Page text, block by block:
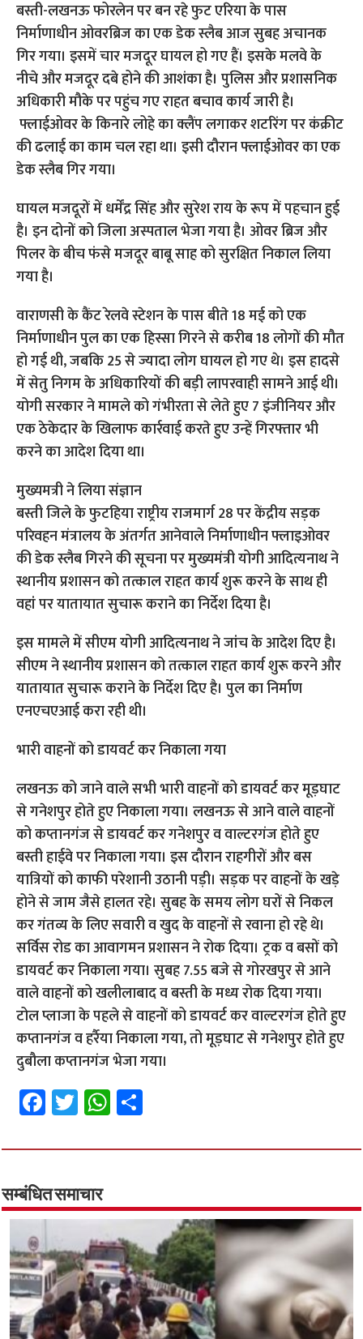
बस्ती-लखनऊ फोरलेन पर बन रहे फुट एरिया के पास
निर्माणाधीन ओवरब्रिज का एक डेक स्लैब आज सुबह अचानक
गिर गया। इसमें चार मजदूर घायल हो गए हैं। इसके मलवे के
नीचे और मजदूर दबे होने की आशंका है। पुलिस और प्रशासनिक
अधिकारी मौके पर पहुंच गए राहत बचाव कार्य जारी है।
फ्लाईओवर के किनारे लोहे का क्लैंप लगाकर शटरिंग पर कंक्रीट
की ढलाई का काम चल रहा था। इसी दौरान फ्लाईओवर का एक
डेक स्लैब गिर गया।
घायल मजदूरों में धर्मेंद्र सिंह और सुरेश राय के रूप में पहचान हुई
है। इन दोनों को जिला अस्पताल भेजा गया है। ओवर ब्रिज और
पिलर के बीच फंसे मजदूर बाबू साह को सुरक्षित निकाल लिया
गया है।
वाराणसी के कैंट रेलवे स्टेशन के पास बीते 18 मई को एक
निर्माणाधीन पुल का एक हिस्सा गिरने से करीब 18 लोगों की मौत
हो गई थी, जबकि 25 से ज्यादा लोग घायल हो गए थे। इस हादसे
में सेतु निगम के अधिकारियों की बड़ी लापरवाही सामने आई थी।
योगी सरकार ने मामले को गंभीरता से लेते हुए 7 इंजीनियर और
एक ठेकेदार के खिलाफ कार्रवाई करते हुए उन्‍हें गिरफ्तार भी
करने का आदेश दिया था।
मुख्यमत्री ने लिया संज्ञान
बस्ती जिले के फुटहिया राष्ट्रीय राजमार्ग 28 पर केंद्रीय सड़क
परिवहन मंत्रालय के अंतर्गत आनेवाले निर्माणाधीन फ्लाइओवर
की डेक स्लैब गिरने की सूचना पर मुख्यमंत्री योगी आदित्यनाथ ने
स्थानीय प्रशासन को तत्काल राहत कार्य शुरू करने के साथ ही
वहां पर यातायात सुचारू कराने का निर्देश दिया है।
इस मामले में सीएम योगी आदित्यनाथ ने जांच के आदेश दिए है।
सीएम ने स्थानीय प्रशासन को तत्काल राहत कार्य शुरू करने और
यातायात सुचारू कराने के निर्देश दिए है। पुल का निर्माण
एनएचएआई करा रही थी।
भारी वाहनों को डायवर्ट कर निकाला गया
लखनऊ को जाने वाले सभी भारी वाहनों को डायवर्ट कर मूड़घाट
से गनेशपुर होते हुए निकाला गया। लखनऊ से आने वाले वाहनों
को कप्तानगंज से डायवर्ट कर गनेशपुर व वाल्टरगंज होते हुए
बस्ती हाईवे पर निकाला गया। इस दौरान राहगीरों और बस
यात्रियों को काफी परेशानी उठानी पड़ी। सड़क पर वाहनों के खड़े
होने से जाम जैसे हालत रहे। सुबह के समय लोग घरों से निकल
कर गंतव्य के लिए सवारी व खुद के वाहनों से रवाना हो रहे थे।
सर्विस रोड का आवागमन प्रशासन ने रोक दिया। ट्रक व बसों को
डायवर्ट कर निकाला गया। सुबह 7.55 बजे से गोरखपुर से आने
वाले वाहनों को खलीलाबाद व बस्ती के मध्य रोक दिया गया।
टोल प्लाजा के पहले से वाहनों को डायवर्ट कर वाल्टरगंज होते हुए
कप्तानगंज व हर्रैया निकाला गया, तो मूड़घाट से गनेशपुर होते हुए
दुबौला कप्तानगंज भेजा गया।
Fa
ce
b
o
o
k
T
wi
tt
er
W
h
at
p
p
ar
सम्बंधित समाचार